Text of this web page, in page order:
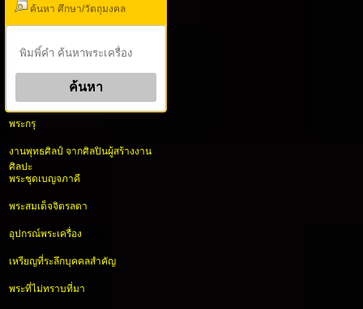
ค้นหา ศึกษา/วัตถุมงคล
พระกรุ
งานพุทธศิลป์ จากศิลปินผู้สร้างงาน
ศิลปะ
พระชุดเบญจภาคี
พระสมเด็จจิตรลดา
อุปกรณ์พระเครื่อง
เหรียญที่ระลึกบุคคลสำคัญ
พระที่ไม่ทราบที่มา